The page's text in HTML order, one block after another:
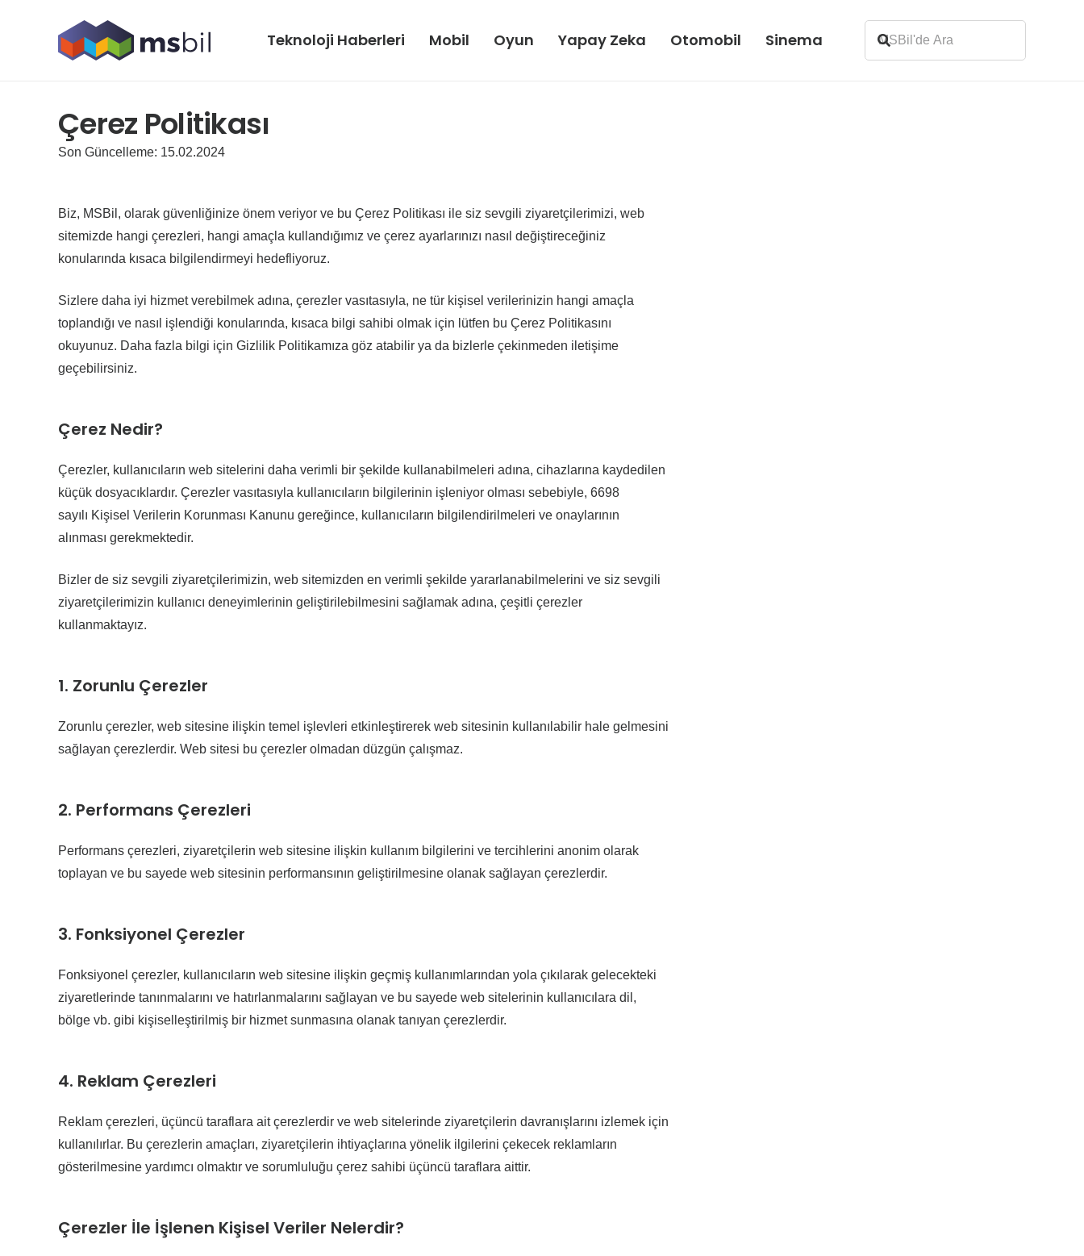
Teknoloji Haberleri Mobil Oyun Yapay Zeka Otomobil Sinema
Çerez Politikası
Son Güncelleme: 15.02.2024
Biz, MSBil, olarak güvenliğinize önem veriyor ve bu Çerez Politikası ile siz sevgili ziyaretçilerimizi, web
sitemizde hangi çerezleri, hangi amaçla kullandığımız ve çerez ayarlarınızı nasıl değiştireceğiniz
konularında kısaca bilgilendirmeyi hedefliyoruz.
Sizlere daha iyi hizmet verebilmek adına, çerezler vasıtasıyla, ne tür kişisel verilerinizin hangi amaçla
toplandığı ve nasıl işlendiği konularında, kısaca bilgi sahibi olmak için lütfen bu Çerez Politikasını
okuyunuz. Daha fazla bilgi için Gizlilik Politikamıza göz atabilir ya da bizlerle çekinmeden iletişime
geçebilirsiniz.
Çerez Nedir?
Çerezler, kullanıcıların web sitelerini daha verimli bir şekilde kullanabilmeleri adına, cihazlarına kaydedilen
küçük dosyacıklardır. Çerezler vasıtasıyla kullanıcıların bilgilerinin işleniyor olması sebebiyle, 6698
sayılı Kişisel Verilerin Korunması Kanunu gereğince, kullanıcıların bilgilendirilmeleri ve onaylarının
alınması gerekmektedir.
Bizler de siz sevgili ziyaretçilerimizin, web sitemizden en verimli şekilde yararlanabilmelerini ve siz sevgili
ziyaretçilerimizin kullanıcı deneyimlerinin geliştirilebilmesini sağlamak adına, çeşitli çerezler
kullanmaktayız.
1. Zorunlu Çerezler
Zorunlu çerezler, web sitesine ilişkin temel işlevleri etkinleştirerek web sitesinin kullanılabilir hale gelmesini
sağlayan çerezlerdir. Web sitesi bu çerezler olmadan düzgün çalışmaz.
2. Performans Çerezleri
Performans çerezleri, ziyaretçilerin web sitesine ilişkin kullanım bilgilerini ve tercihlerini anonim olarak
toplayan ve bu sayede web sitesinin performansının geliştirilmesine olanak sağlayan çerezlerdir.
3. Fonksiyonel Çerezler
Fonksiyonel çerezler, kullanıcıların web sitesine ilişkin geçmiş kullanımlarından yola çıkılarak gelecekteki
ziyaretlerinde tanınmalarını ve hatırlanmalarını sağlayan ve bu sayede web sitelerinin kullanıcılara dil,
bölge vb. gibi kişiselleştirilmiş bir hizmet sunmasına olanak tanıyan çerezlerdir.
4. Reklam Çerezleri
Reklam çerezleri, üçüncü taraflara ait çerezlerdir ve web sitelerinde ziyaretçilerin davranışlarını izlemek için
kullanılırlar. Bu çerezlerin amaçları, ziyaretçilerin ihtiyaçlarına yönelik ilgilerini çekecek reklamların
gösterilmesine yardımcı olmaktır ve sorumluluğu çerez sahibi üçüncü taraflara aittir.
Çerezler İle İşlenen Kişisel Veriler Nelerdir?